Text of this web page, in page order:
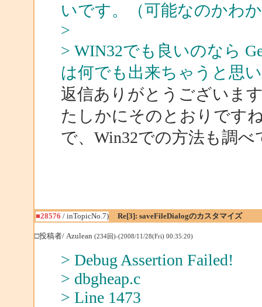
いです。（可能なのかわ
>
> WIN32でも良いのなら
は何でも出来ちゃうと思
返信ありがとうございま
たしかにそのとおりです
で、Win32での方法も調
■28576 / inTopicNo.7) Re[3]: saveFileDialogのカスタマイズ
□投稿者/ Azulean (234回)-(2008/11/28(Fri) 00:35:20)
> Debug Assertion Failed!
> dbgheap.c
> Line 1473